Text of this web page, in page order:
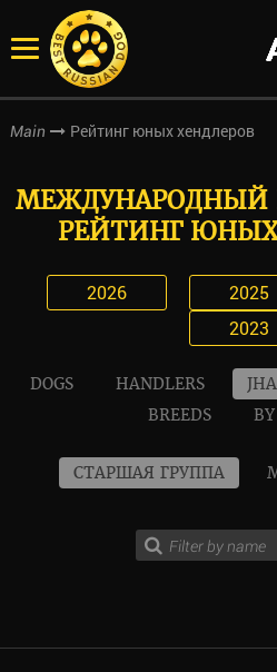
Main Рейтинг юных хендлеров
МЕЖДУНАРОДНЫЙ
РЕЙТИНГ
2026 2025
2023
DOGS HANDLERS
BREEDS
СТАРШАЯ ГРУППА